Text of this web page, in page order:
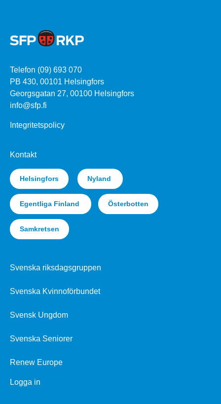
Telefon (09) 693 070
PB 430, 00101 Helsingfors
Georgsgatan 27, 00100 Helsingfors
info@sfp.fi
Integritetspolicy
Kontakt
Helsingfors Nyland
Egentliga Finland Österbotten
Samkretsen
Svenska riksdagsgruppen
Svenska Kvinnoförbundet
Svensk Ungdom
Svenska Seniorer
Renew Europe
Logga in